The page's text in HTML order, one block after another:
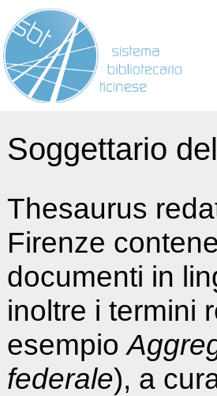
Soggettario
Thesaurus
Firenze
documenti in
inoltre i termini
esempio
federale), a